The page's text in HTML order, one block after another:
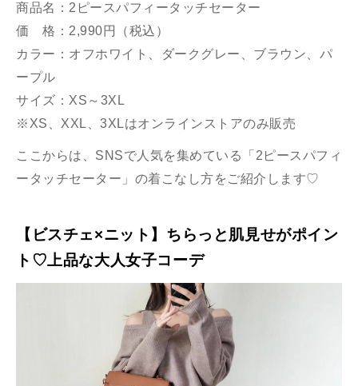
商品名：2ピースパフィータッチセーター
価 格：2,990円（税込）
カラー：オフホワイト、ダークグレー、ブラウン、パ
ープル
サイズ：XS～3XL
※XS、XXL、3XLはオンラインストアのみ販売
ここからは、SNSで人気を集めている「2ピースパフィ
ータッチセーター」の着こなし方をご紹介します♡
【ビスチェ×ニット】ちらっと肌見せがポイン
ト♡上品な大人女子コーデ